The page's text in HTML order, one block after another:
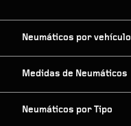
Neumáticos por vehículo
Medidas de Neumáticos
Neumáticos por Tipo